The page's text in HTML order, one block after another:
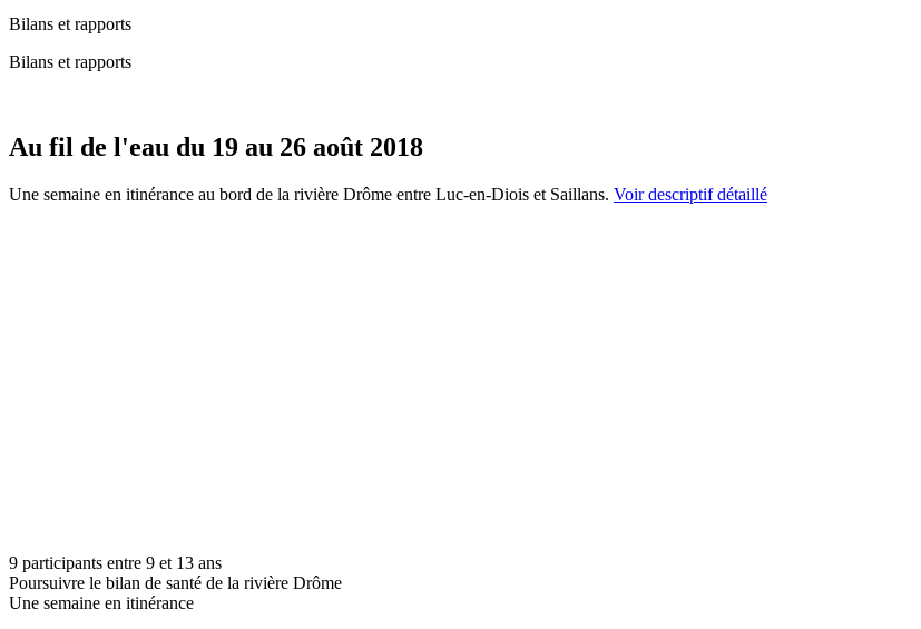
Bilans et rapports
Bilans et rapports
Au fil de l'eau du 19 au 26 août 2018
Une semaine en itinérance au bord de la rivière Drôme entre Luc-en-Diois et Saillans. Voir descriptif détaillé
9 participants entre 9 et 13 ans
Poursuivre le bilan de santé de la rivière Drôme
Une semaine en itinérance